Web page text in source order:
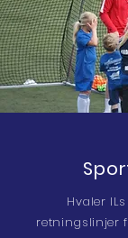
Hvaler
retningslinjer